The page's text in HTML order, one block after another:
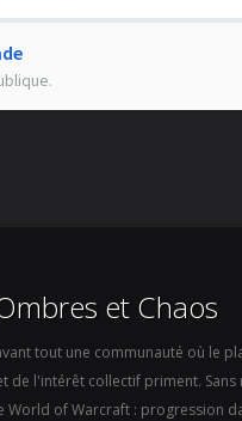
et Chaos
tout une communauté où le
de l'intérêt collectif priment. Sans
World of Warcraft : progression